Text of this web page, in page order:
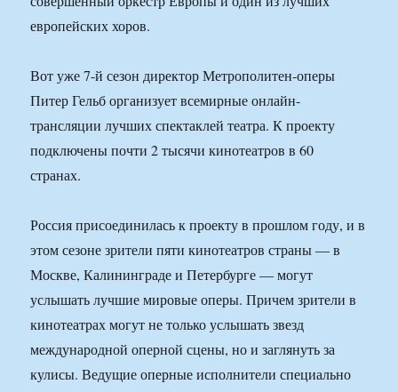
европейских хоров.
Вот уже 7-й сезон директор Метрополитен-оперы
Питер Гельб организует всемирные онлайн-
трансляции лучших спектаклей театра. К проекту
подключены почти 2 тысячи кинотеатров в 60
странах.
Россия присоединилась к проекту в прошлом году, и в
этом сезоне зрители пяти кинотеатров страны — в
Москве, Калининграде и Петербурге — могут
услышать лучшие мировые оперы. Причем зрители в
кинотеатрах могут не только услышать звезд
международной оперной сцены, но и заглянуть за
кулисы. Ведущие оперные исполнители специально